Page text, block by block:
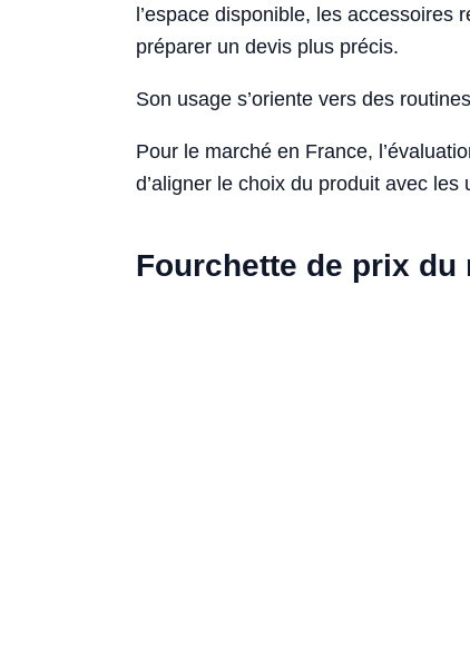
l’espace disponible, les
préparer un devis plus précis.
Son usage s’oriente vers des
Pour le marché en France,
d’aligner le choix du produit avec
Fourchette de prix du